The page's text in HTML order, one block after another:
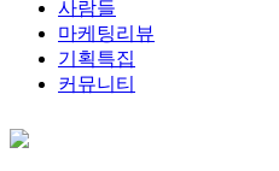
사람들
마케팅리뷰
기획특집
커뮤니티